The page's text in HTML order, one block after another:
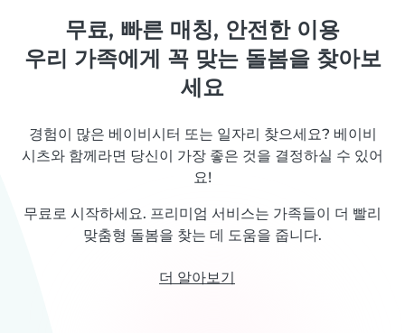
무료, 빠른 매칭, 안전한 이용
우리 가족에게 꼭 맞는 돌봄을 찾아보
세요
경험이 많은 베이비시터 또는 일자리 찾으세요? 베이비
시츠와 함께라면 당신이 가장 좋은 것을 결정하실 수 있어
요!
무료로 시작하세요. 프리미엄 서비스는 가족들이 더 빨리
맞춤형 돌봄을 찾는 데 도움을 줍니다.
더 알아보기